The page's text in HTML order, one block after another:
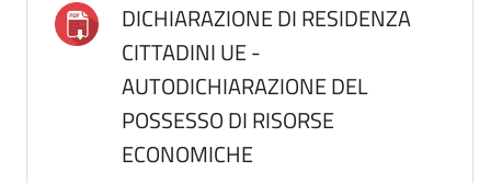
DICHIARAZIONE DI RESIDENZA
CITTADINI UE -
AUTODICHIARAZIONE DEL
POSSESSO DI RISORSE
ECONOMICHE